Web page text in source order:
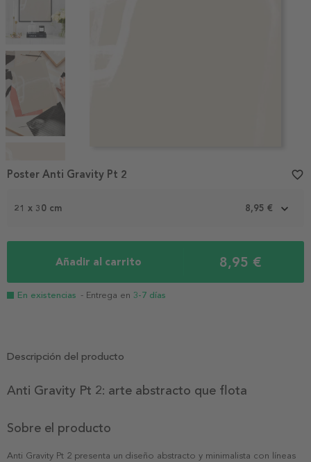
1
21 x 30 cm 8,95 €
Añadir al carrito 8,95 €
En existencias - Entrega en 3-7 días
Poster Anti Gravity Pt 2 favorite_border
Descripción del producto
Anti Gravity Pt 2: arte abstracto que flota
Sobre el producto
Anti Gravity Pt 2 presenta un diseño abstracto y minimalista con líneas